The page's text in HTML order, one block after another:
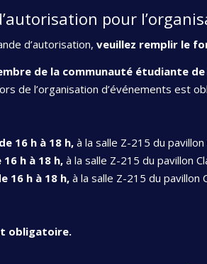
pour
d’autorisation,veuillez remplir le
de la communauté étudiante de
de l’organisation d’événements est
16 h à 18 h,à la salle Z-215 du pavillon
h à 18 h, à la salle Z-215 du pavillon
16 h à 18 h, à la salle Z-215 du pavillon
obligatoire.